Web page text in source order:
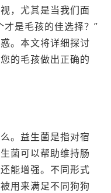
，尤其是当我们面
是毛孩的佳选择？”
。本文将详细探讨
的毛孩做出正确的
。益生菌是指对宿
菌可以帮助维持肠
能增强。不同形式
用来满足不同狗狗